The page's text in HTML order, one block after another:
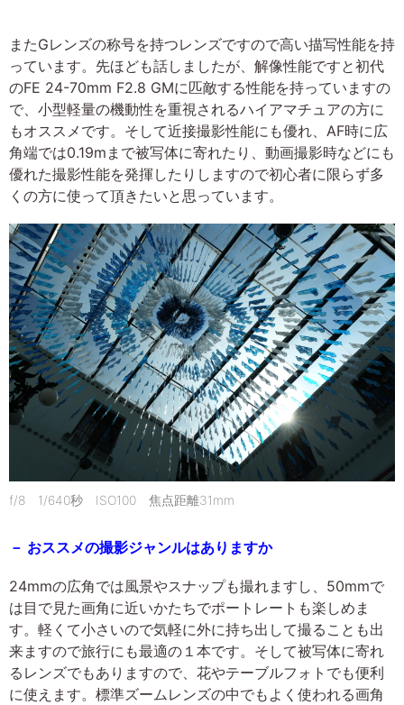
またGレンズの称号を持つレンズですので高い描写性能を持
っています。先ほども話しましたが、解像性能ですと初代
のFE 24-70mm F2.8 GMに匹敵する性能を持っていますの
で、小型軽量の機動性を重視されるハイアマチュアの方に
もオススメです。そして近接撮影性能にも優れ、AF時に広
角端では0.19mまで被写体に寄れたり、動画撮影時などにも
優れた撮影性能を発揮したりしますので初心者に限らず多
くの方に使って頂きたいと思っています。
f/8 1/640秒 ISO100 焦点距離31mm
－ おススメの撮影ジャンルはありますか
24mmの広角では風景やスナップも撮れますし、50mmで
は目で見た画角に近いかたちでポートレートも楽しめま
す。軽くて小さいので気軽に外に持ち出して撮ることも出
来ますので旅行にも最適の１本です。そして被写体に寄れ
るレンズでもありますので、花やテーブルフォトでも便利
に使えます。標準ズームレンズの中でもよく使われる画角